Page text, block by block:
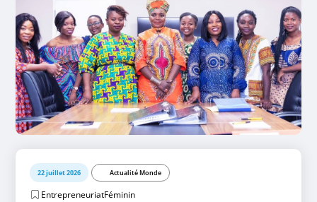
22 juillet 2026 Actualité Monde
EntrepreneuriatFéminin